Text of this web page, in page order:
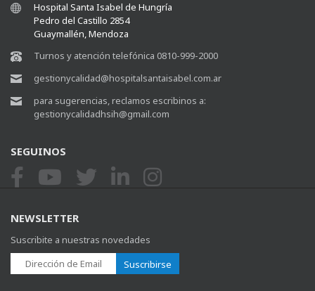
Hospital Santa Isabel de Hungría
Pedro del Castillo 2854
Guaymallén, Mendoza
Turnos y atención telefónica 0810-999-2000
gestionycalidad@hospitalsantaisabel.com.ar
para sugerencias, reclamos escribinos a:
gestionycalidadhsih@gmail.com
SEGUINOS
NEWSLETTER
Suscribite a nuestras novedades
Suscribirse